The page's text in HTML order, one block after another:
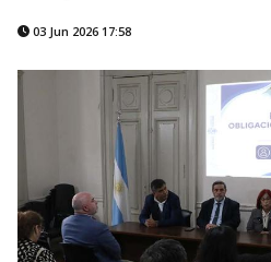
03 Jun 2026 17:58